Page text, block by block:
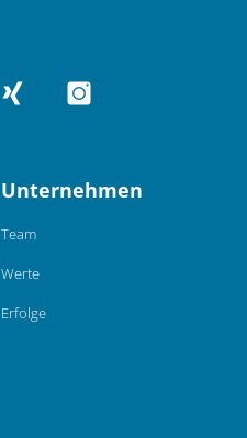
Unternehmen
Team
Werte
Erfolge